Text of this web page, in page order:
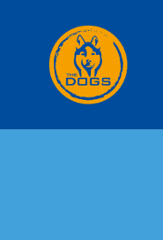
DOGS